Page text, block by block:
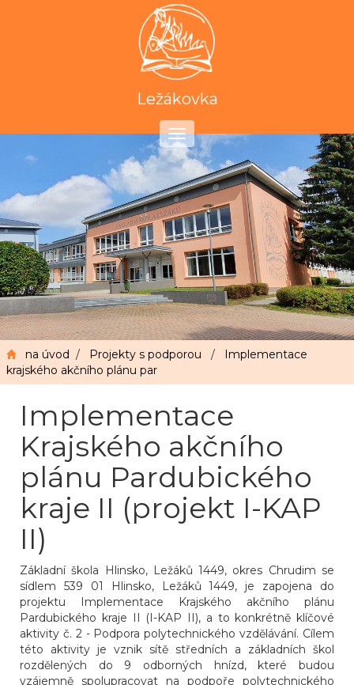
Ležákovka
Toggle
navigation
na úvod / Projekty s podporou / Implementace
krajského akčního plánu par
Implementace
Krajského akčního
plánu Pardubického
kraje II (projekt I-KAP
II)
Základní škola Hlinsko, Ležáků 1449, okres Chrudim se
sídlem 539 01 Hlinsko, Ležáků 1449, je zapojena do
projektu Implementace Krajského akčního plánu
Pardubického kraje II (I-KAP II), a to konkrétně klíčové
aktivity č. 2 - Podpora polytechnického vzdělávání. Cílem
této aktivity je vznik sítě středních a základních škol
rozdělených do 9 odborných hnízd, které budou
vzájemně spolupracovat na podpoře polytechnického